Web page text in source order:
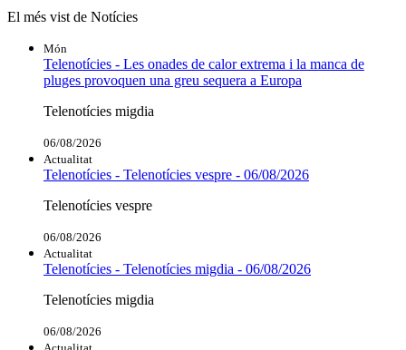
El més vist de Notícies
Món
Telenotícies - Les onades de calor extrema i la manca de
pluges provoquen una greu sequera a Europa
Telenotícies migdia
06/08/2026
Actualitat
Telenotícies - Telenotícies vespre - 06/08/2026
Telenotícies vespre
06/08/2026
Actualitat
Telenotícies - Telenotícies migdia - 06/08/2026
Telenotícies migdia
06/08/2026